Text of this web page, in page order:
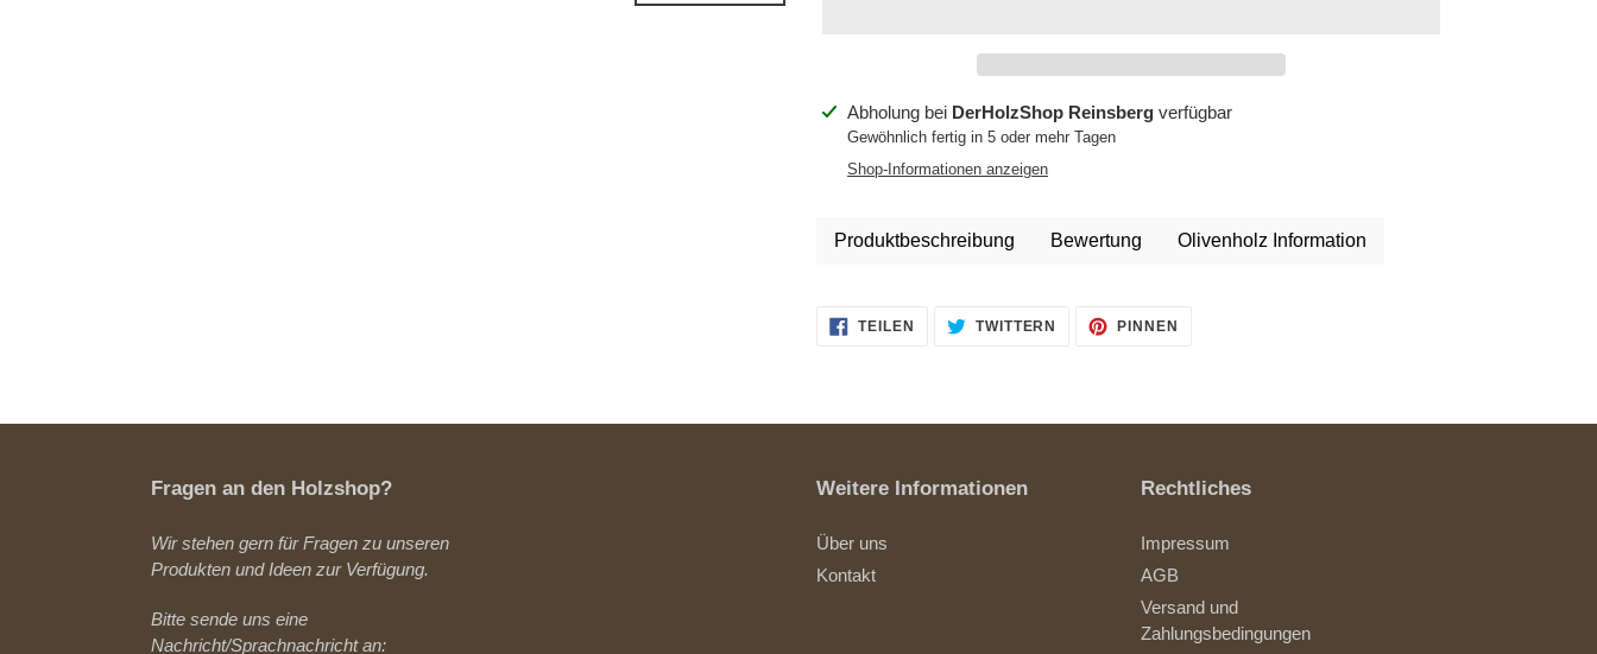
Produkt
zum
Abholung bei DerHolzShop Reinsberg verfügbar
Gewöhnlich fertig in 5 oder mehr Tagen
Shop-Informationen anzeigen
Produktbeschreibung Bewertung Olivenholz Information
TEILEN
FACEBOOK
TWITTERN
AUF
TWITTER
PINNEN
Fragen an den Holzshop?
Wir stehen gern für Fragen zu unseren
Produkten und Ideen zur Verfügung.
Bitte sende uns eine
Nachricht/Sprachnachricht an:
Weitere Informationen
Über uns
Kontakt
Rechtliches
Impressum
AGB
Versand und
Zahlungsbedingungen